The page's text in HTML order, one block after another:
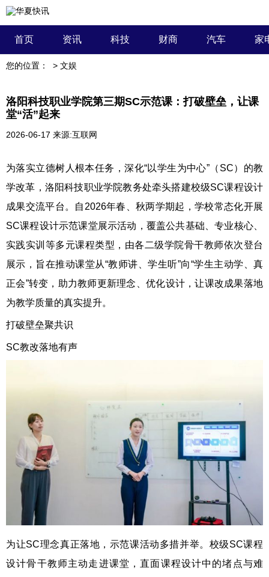
首页 资讯 科技 财商 汽车 家
您的位置： > 文娱
洛阳科技职业学院第三期SC示范课：打破壁垒，让课
堂“活”起来
2026-06-17 来源:互联网
为落实立德树人根本任务，深化“以学生为中心”（SC）的教
学改革，洛阳科技职业学院教务处牵头搭建校级SC课程设计
成果交流平台。自2026年春、秋两学期起，学校常态化开展
SC课程设计示范课堂展示活动，覆盖公共基础、专业核心、
实践实训等多元课程类型，由各二级学院骨干教师依次登台
展示，旨在推动课堂从“教师讲、学生听”向“学生主动学、真
正会”转变，助力教师更新理念、优化设计，让课改成果落地
为教学质量的真实提升。
打破壁垒聚共识
SC教改落地有声
为让SC理念真正落地，示范课活动多措并举。校级SC课程
设计骨干教师主动走进课堂，直面课程设计中的堵点与难